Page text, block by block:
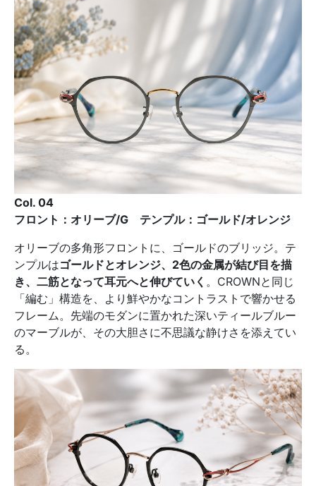
Col. 04
フロント：オリーブ/G テンプル：ゴールド/オレンジ
オリーブの多角形フロントに、ゴールドのブリッジ。テ
ンプルはゴールドとオレンジ、2色の金属が結び目を描
き、二筋となって耳元へと伸びていく 。CROWNと同じ
「編む」構造を、より鮮やかなコントラストで響かせる
フレーム。先端のモダンに置かれた深いティールブルー
のマーブルが、その大胆さに不思議な静けさを添えてい
る。